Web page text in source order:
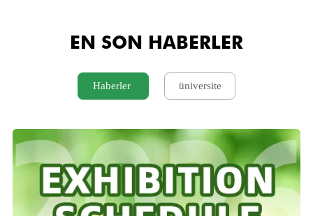
EN SON HABERLER
Haberler üniversite